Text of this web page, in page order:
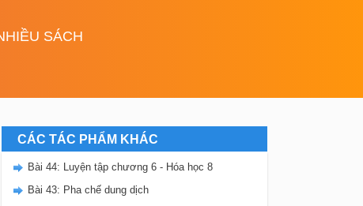
SÁCH
CÁC TÁC PHẨM KHÁC
Bài 44: Luyện tập chương 6 - Hóa học 8
Bài 43: Pha chế dung dịch